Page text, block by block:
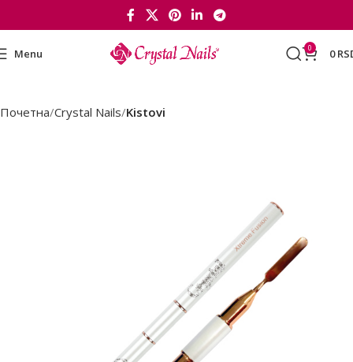
Menu 0 0
Почетна Crystal Nails Kistovi